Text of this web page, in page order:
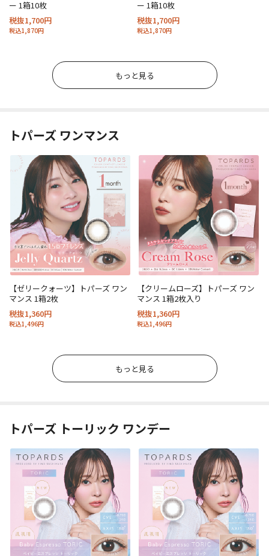
ー 1箱10枚
税抜1,700円
税込1,870円
ー 1箱10枚
税抜1,700円
税込1,870円
もっと見る
トパーズ ワンマンス
【ゼリークォーツ】トパーズ ワン
マンス 1箱2枚
税抜1,360円
税込1,496円
【クリームローズ】トパーズ ワン
マンス 1箱2枚入り
税抜1,360円
税込1,496円
もっと見る
トパーズ トーリック ワンデー